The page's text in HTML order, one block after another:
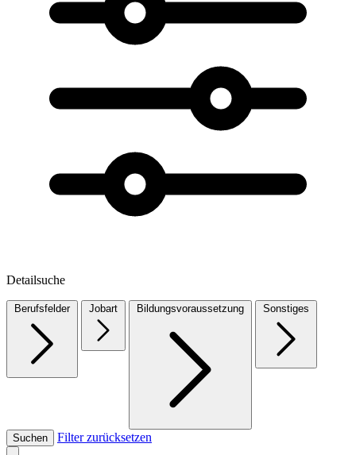
Detailsuche
Berufsfelder Jobart Bildungsvoraussetzung Sonstiges
Suchen Filter zurücksetzen